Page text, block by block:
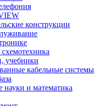
конструкции
учебники
кабельные системы
науки и математика